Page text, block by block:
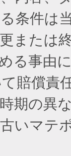
条件は
または
る事由
賠償責
期の異
いマテ